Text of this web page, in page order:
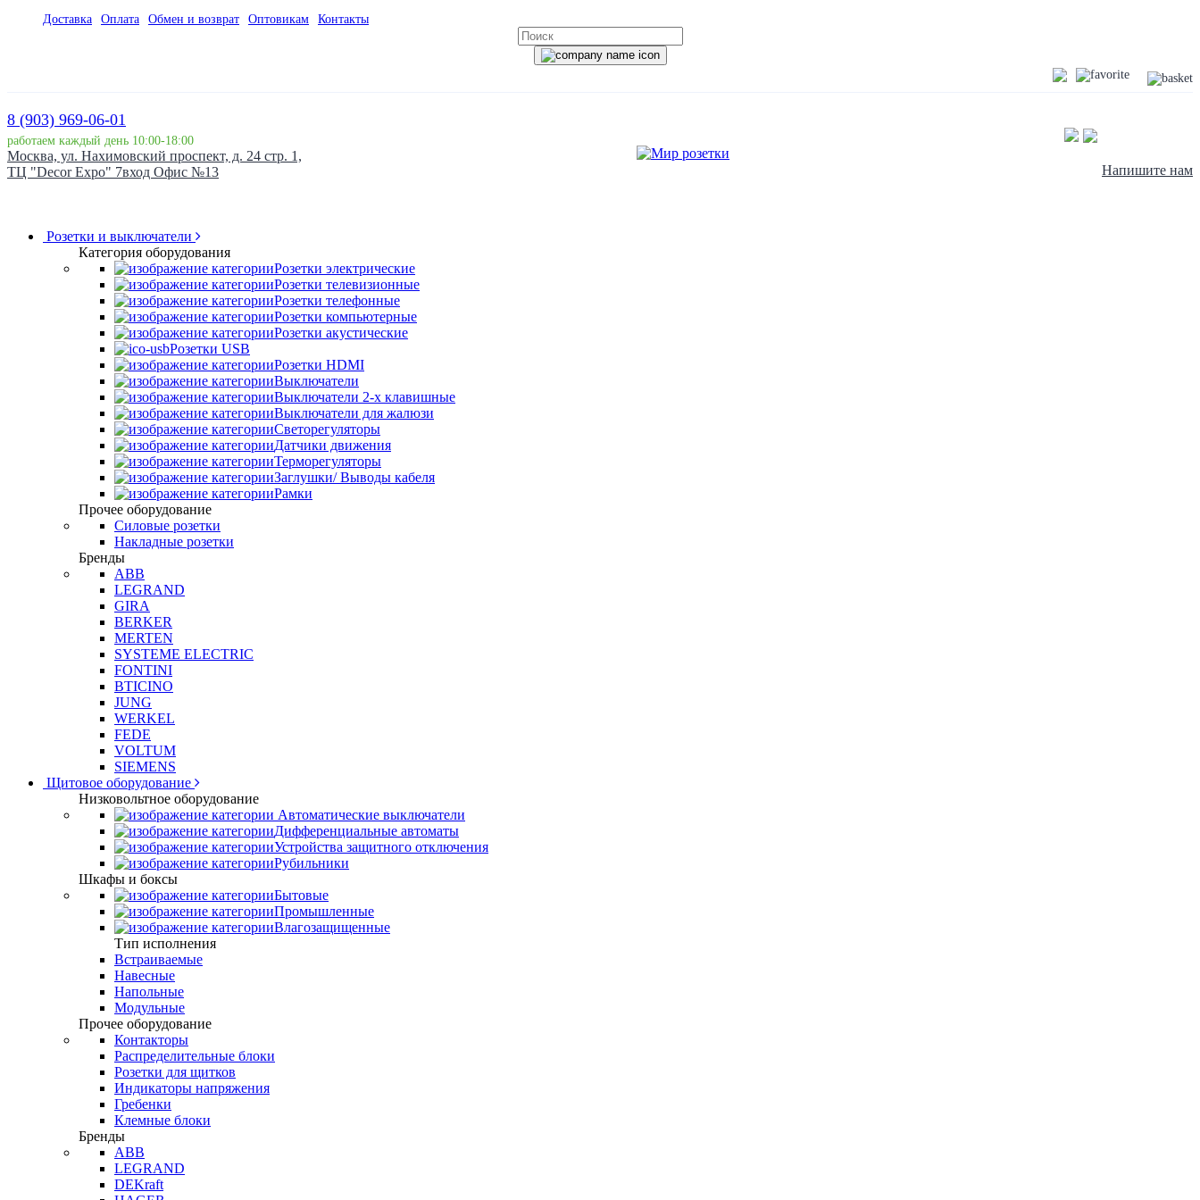
Доставка Оплата Обмен и возврат Оптовикам Контакты
8 (903) 969-06-01
работаем каждый день 10:00-18:00
Москва, ул. Нахимовский проспект, д. 24 стр. 1,
ТЦ "Decor Expo" 7вход Офис №13
Напишите нам
Розетки и выключатели
Категория оборудования
Розетки электрические
Розетки телевизионные
Розетки телефонные
Розетки компьютерные
Розетки акустические
Розетки USB
Розетки HDMI
Выключатели
Выключатели 2-х клавишные
Выключатели для жалюзи
Светорегуляторы
Датчики движения
Терморегуляторы
Заглушки/ Выводы кабеля
Рамки
Прочее оборудование
Силовые розетки
Накладные розетки
Бренды
ABB
LEGRAND
GIRA
BERKER
MERTEN
SYSTEME ELECTRIC
FONTINI
BTICINO
JUNG
WERKEL
FEDE
VOLTUM
SIEMENS
Щитовое оборудование
Низковольтное оборудование
Автоматические выключатели
Дифференциальные автоматы
Устройства защитного отключения
Рубильники
Шкафы и боксы
Бытовые
Промышленные
Влагозащищенные
Тип исполнения
Встраиваемые
Навесные
Напольные
Модульные
Прочее оборудование
Контакторы
Распределительные блоки
Розетки для щитков
Индикаторы напряжения
Гребенки
Клемные блоки
Бренды
ABB
LEGRAND
DEKraft